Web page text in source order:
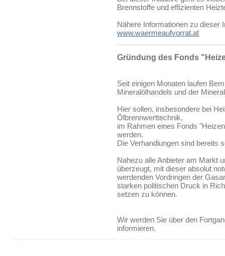
Brennstoffe und effizienten
Nähere Informationen zu dieser
www.waermeaufvorrat.at
Gründung des Fonds
Seit einigen Monaten laufen
Mineralölhandels und der
Hier sollen, insbesondere bei
Ölbrennwerttechnik,
im Rahmen eines Fonds
werden.
Die Verhandlungen sind bereits
Nahezu alle Anbieter am Markt
überzeugt, mit dieser absolut
werdenden Vordringen der
starken politischen Druck in
setzen zu können.
Wir werden Sie über den
informieren.